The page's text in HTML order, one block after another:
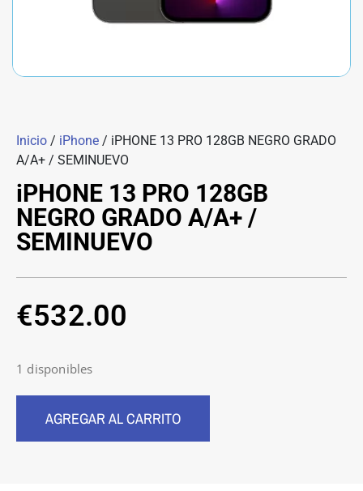
Inicio / iPhone / iPHONE 13 PRO 128GB NEGRO GRADO
A/A+ / SEMINUEVO
iPHONE 13 PRO 128GB
NEGRO GRADO A/A+ /
SEMINUEVO
€532.00
1 disponibles
AGREGAR AL CARRITO